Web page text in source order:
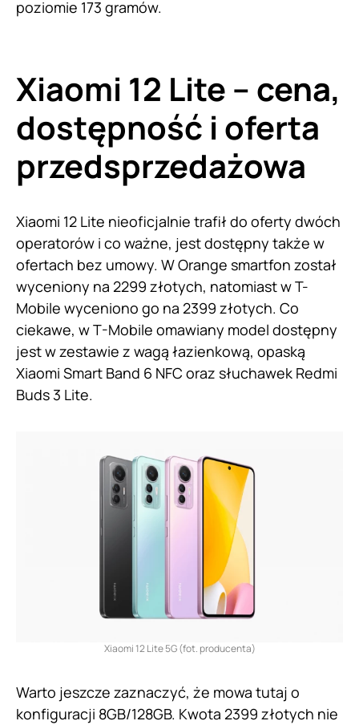
poziomie 173 gramów.
Xiaomi 12 Lite – cena,
dostępność i oferta
przedsprzedażowa
Xiaomi 12 Lite nieoficjalnie trafił do oferty dwóch
operatorów i co ważne, jest dostępny także w
ofertach bez umowy. W Orange smartfon został
wyceniony na 2299 złotych, natomiast w T-
Mobile wyceniono go na 2399 złotych. Co
ciekawe, w T-Mobile omawiany model dostępny
jest w zestawie z wagą łazienkową, opaską
Xiaomi Smart Band 6 NFC oraz słuchawek Redmi
Buds 3 Lite.
Xiaomi 12 Lite 5G (fot. producenta)
Warto jeszcze zaznaczyć, że mowa tutaj o
konfiguracji 8GB/128GB. Kwota 2399 złotych nie